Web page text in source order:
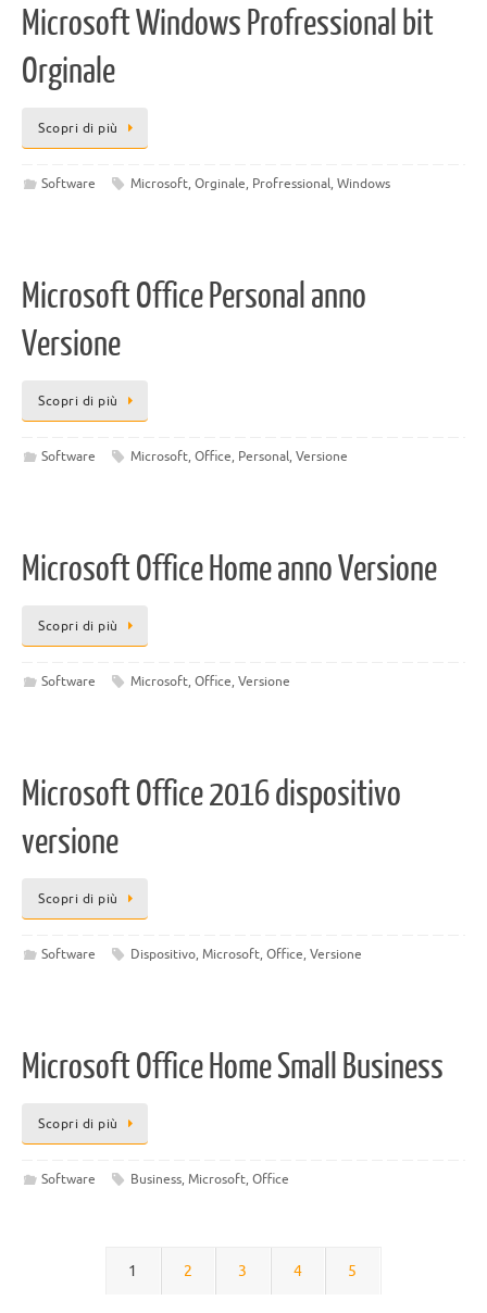
Microsoft Windows Profressional bit
Orginale
Scopri di più
Software Microsoft,Orginale, Profressional,Windows
Microsoft Office Personal anno
Versione
Scopri di più
Software Microsoft,Office, Personal,Versione
Microsoft Office Home anno Versione
Scopri di più
Software Microsoft,Office,Versione
Microsoft Office 2016 dispositivo
versione
Scopri di più
Software Dispositivo,Microsoft,Office,Versione
Microsoft Office Home Small Business
Scopri di più
Software Business,Microsoft,Office
1 2 3 4 5